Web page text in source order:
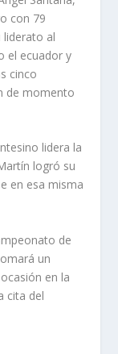
con 79
liderato al
el ecuador y
cinco
de momento
lidera la
logró su
en esa misma
de
un
en la
cita del